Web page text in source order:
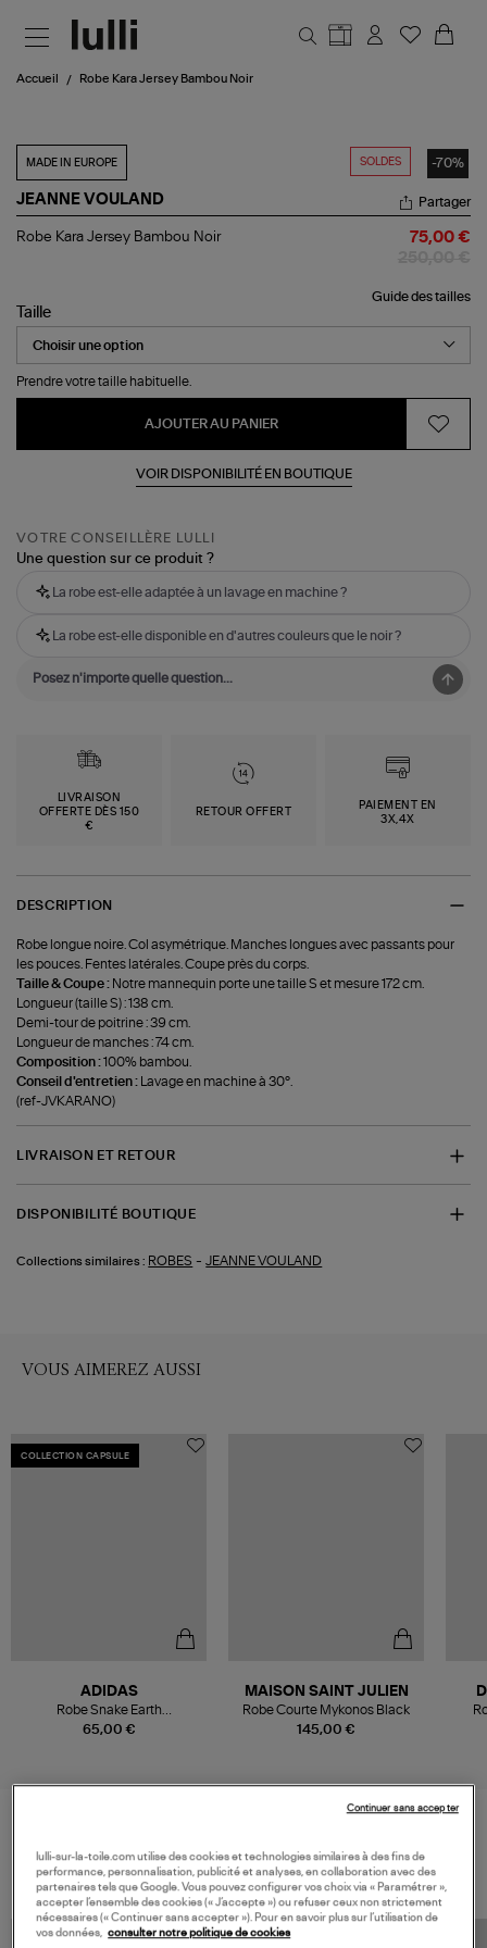
Accueil Robe Kara Jersey Bambou Noir
SOLDES -70%
MADE IN EUROPE
JEANNE VOULAND
Robe
Noir
Partager
Robe Kara Jersey Bambou Noir 75,00 €
Guide des tailles
Taille
Prendre votre taille habituelle.
AJOUTER AU PANIER
VOIR DISPONIBILITÉ EN BOUTIQUE
VOTRE CONSEILLÈRE LULLI
Une question sur ce produit ?
La robe est-elle adaptée à un lavage en machine ?
La robe est-elle disponible en d'autres couleurs que le noir ?
LIVRAISON
OFFERTE DÈS 150
€
RETOUR OFFERT
PAIEMENT EN
3X,4X
DESCRIPTION
Robe longue noire. Col asymétrique. Manches longues avec passants pour
les pouces. Fentes latérales. Coupe près du corps.
Taille & Coupe : Notre mannequin porte une taille S et mesure 172 cm.
Longueur (taille S) : 138 cm.
Demi-tour de poitrine : 39 cm.
Longueur de manches : 74 cm.
Composition :100% bambou.
Conseil d'entretien : Lavage en machine à 30°.
(ref-JVKARANO)
LIVRAISON ET RETOUR
DISPONIBILITÉ BOUTIQUE
Collections similaires : ROBES -JEANNE VOULAND
VOUS AIMEREZ AUSSI
COLLECTION CAPSULE
65,00 €
ADIDAS
Robe Snake Earth
Strata/Aurora Coffee, Capsule
145,00 €
MAISON SAINT JULIEN
Robe Courte Mykonos Black
VOS DERNIERS PRODUITS VUS
lulli-sur-la-toile.com utilise des cookies et technologies similaires à des fins de
performance, personnalisation, publicité et analyses, en collaboration avec des
partenaires tels que Google. Vous pouvez configurer vos choix via « Paramétrer »,
accepter l’ensemble des cookies (« J’accepte ») ou refuser ceux non strictement
nécessaires (« Continuer sans accepter »). Pour en savoir plus sur l’utilisation de
vos données, consulter notre politique de cookies
Continuer sans accepter